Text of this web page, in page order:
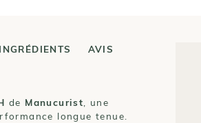
INGRÉDIENTS AVIS
de Manucurist, une
longue tenue.